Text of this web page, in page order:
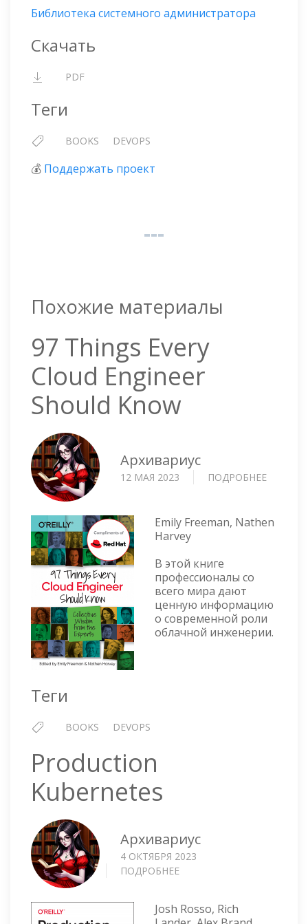
Библиотека системного администратора
Скачать
PDF
Теги
BOOKS DEVOPS
💰 Поддержать проект
Похожие материалы
97 Things Every
Cloud Engineer
Should Know
Архивариус
12 МАЯ 2023 ПОДРОБНЕЕ
EVERY
Emily Freeman, Nathen
Harvey
В этой книге
профессионалы со
всего мира дают
ценную информацию
о современной роли
облачной инженерии.
Теги
BOOKS DEVOPS
Production
Kubernetes
Архивариус
4 ОКТЯБРЯ 2023
ПОДРОБНЕЕ
Josh Rosso, Rich